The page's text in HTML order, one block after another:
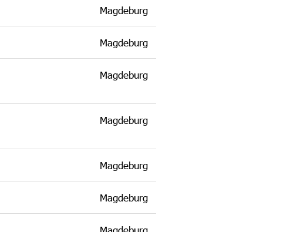
Magdeburg
Magdeburg
Magdeburg
Magdeburg
Magdeburg
Magdeburg